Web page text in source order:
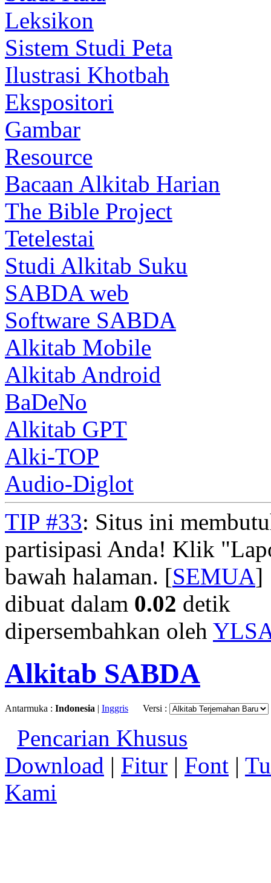
Leksikon
Sistem Studi Peta
Ilustrasi Khotbah
Ekspositori
Gambar
Resource
Bacaan Alkitab Harian
The Bible Project
Tetelestai
Studi Alkitab Suku
SABDA web
Software SABDA
Alkitab Mobile
Alkitab Android
BaDeNo
Alkitab GPT
Alki-TOP
Audio-Diglot
TIP #33: Situs ini
partisipasi Anda! Klik
bawah halaman. [SEMUA]
dibuat dalam 0.02 detik
dipersembahkan oleh
Alkitab SABDA
Antarmuka : Indonesia | Inggris Versi :
Pencarian Khusus
Download | Fitur | Font |
Kami